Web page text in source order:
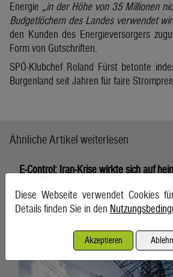
Energie „in der Höhe von 35 Millionen
Budgetlöchern des Landes verwendet
den Kunden des Energieversorgers
Form von Gutschriften.
SPÖ-Klubchef Roland Fürst betonte
Burgenland seit Jahren für faire
Ähnliche Artikel weiterlesen
E-Control: Iran-Krise wirkte sich auf
20. Juli 2026, Wien
Diese Webseite verwendet Cookies
Details finden Sie in den
Akzeptieren